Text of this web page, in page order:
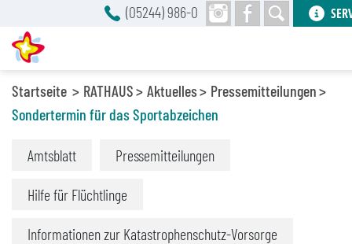
Startseite RATHAUS Aktuelles
Pressemitteilungen
Sondertermin für das Sportabzeichen
Amtsblatt Pressemitteilungen
Hilfe für Flüchtlinge
Informationen zur Katastrophenschutz-Vorsorge
(05244) 986-0